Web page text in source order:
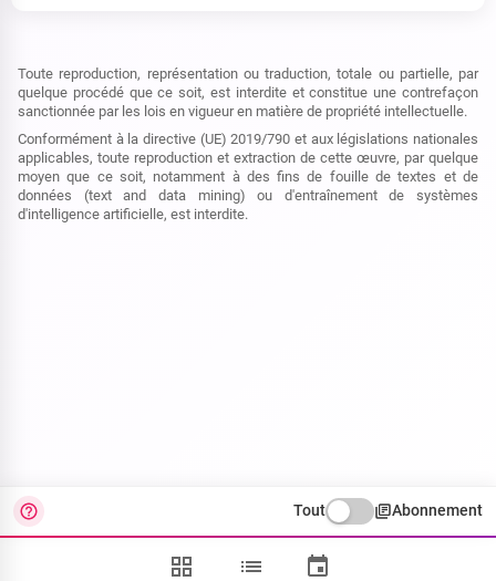
Toute reproduction, représentation ou traduction, totale ou partielle, par
quelque procédé que ce soit, est interdite et constitue une contrefaçon
sanctionnée par les lois en vigueur en matière de propriété intellectuelle.
Conformément à la directive (UE) 2019/790 et aux législations nationales
applicables, toute reproduction et extraction de cette œuvre, par quelque
moyen que ce soit, notamment à des fins de fouille de textes et de
données (text and data mining) ou d'entraînement de systèmes
d'intelligence artificielle, est interdite.
Tout Abonnement